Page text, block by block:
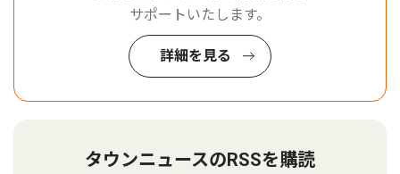
サポートいたします。
詳細を見る
タウンニュースのRSSを購読